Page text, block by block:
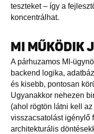
teszteket – így a
koncentrálhat.
MI MŰKÖDIK
A párhuzamos MI-
backend logika,
és kisebb, pontosan
Ugyanakkor nehezen
(ahol rögtön látni kell
visszacsatolást igénylő
architekturális